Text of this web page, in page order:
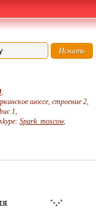
,
шоссе, строение 2,
1,
Spark_moscow,